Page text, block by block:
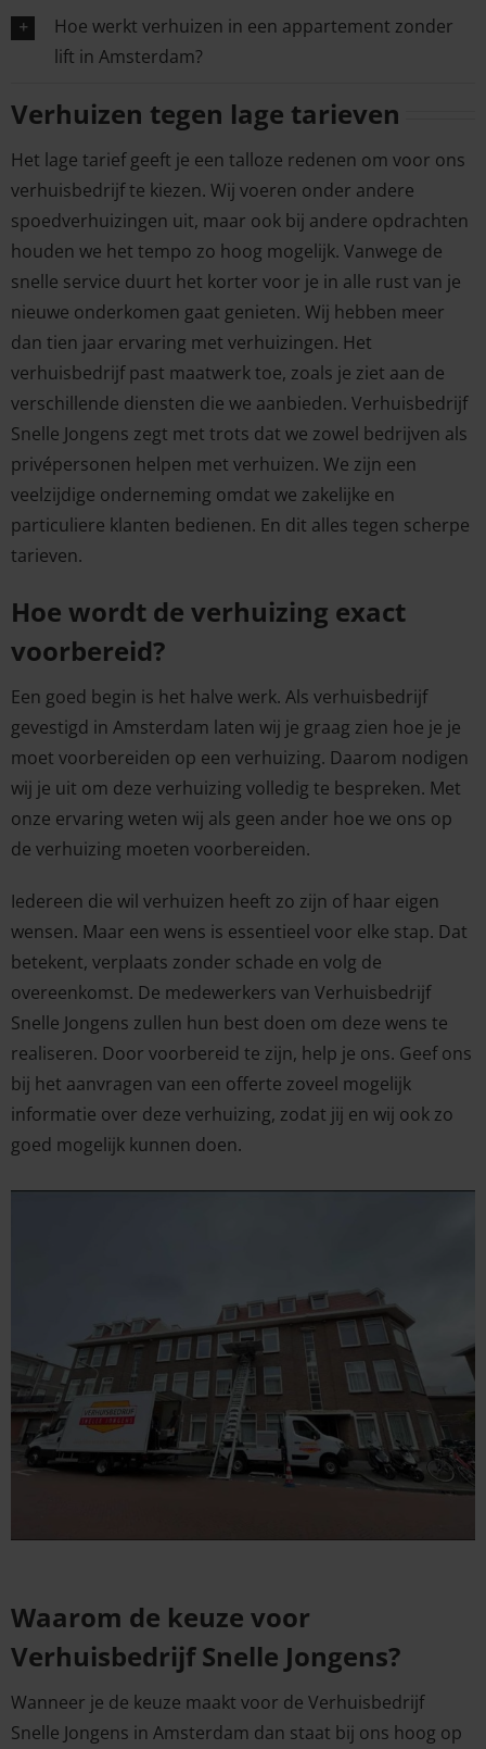
Hoe werkt verhuizen in een appartement zonder
lift in Amsterdam?
Verhuizen tegen lage tarieven
Het lage tarief geeft je een talloze redenen om voor ons
verhuisbedrijf te kiezen. Wij voeren onder andere
spoedverhuizingen uit, maar ook bij andere opdrachten
houden we het tempo zo hoog mogelijk. Vanwege de
snelle service duurt het korter voor je in alle rust van je
nieuwe onderkomen gaat genieten. Wij hebben meer
dan tien jaar ervaring met verhuizingen. Het
verhuisbedrijf past maatwerk toe, zoals je ziet aan de
verschillende diensten die we aanbieden. Verhuisbedrijf
Snelle Jongens zegt met trots dat we zowel bedrijven als
privépersonen helpen met verhuizen. We zijn een
veelzijdige onderneming omdat we zakelijke en
particuliere klanten bedienen. En dit alles tegen scherpe
tarieven.
Hoe wordt de verhuizing exact
voorbereid?
Een goed begin is het halve werk. Als verhuisbedrijf
gevestigd in Amsterdam laten wij je graag zien hoe je je
moet voorbereiden op een verhuizing. Daarom nodigen
wij je uit om deze verhuizing volledig te bespreken. Met
onze ervaring weten wij als geen ander hoe we ons op
de verhuizing moeten voorbereiden.
Iedereen die wil verhuizen heeft zo zijn of haar eigen
wensen. Maar een wens is essentieel voor elke stap. Dat
betekent, verplaats zonder schade en volg de
overeenkomst. De medewerkers van Verhuisbedrijf
Snelle Jongens zullen hun best doen om deze wens te
realiseren. Door voorbereid te zijn, help je ons. Geef ons
bij het aanvragen van een offerte zoveel mogelijk
informatie over deze verhuizing, zodat jij en wij ook zo
goed mogelijk kunnen doen.
Waarom de keuze voor
Verhuisbedrijf Snelle Jongens?
Wanneer je de keuze maakt voor de Verhuisbedrijf
Snelle Jongens in Amsterdam dan staat bij ons hoog op